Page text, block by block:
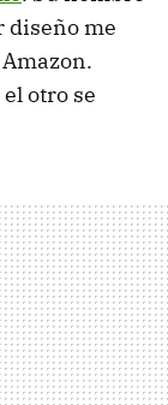
diseño me
otro se